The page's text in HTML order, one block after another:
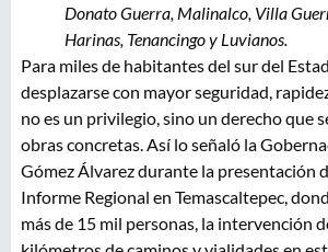
Donato Guerra, Malinalco, Villa
Harinas, Tenancingo y Luvianos.
Para miles de habitantes del sur del
desplazarse con mayor seguridad,
no es un privilegio, sino un derecho que
obras concretas. Así lo señaló la
Gómez Álvarez durante la presentación
Informe Regional en Temascaltepec,
más de 15 mil personas, la intervención